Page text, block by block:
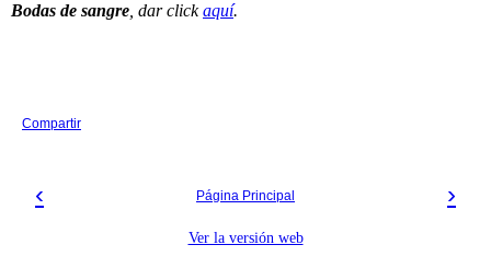
Bodas de sangre, dar clickaquí.
Compartir
‹ ›
Página Principal
Ver la versión web